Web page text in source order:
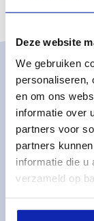
Deze website
We gebruiken
personaliseren,
en om ons
informatie over
partners voor
partners
informatie die u
verzameld op
Solutions
Services gérés
Serveurs
Surveillance &
Serveurs cloud
Stockage cloud